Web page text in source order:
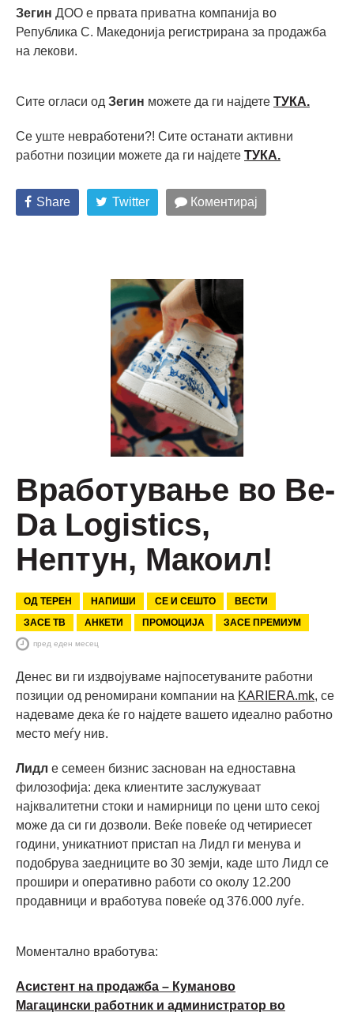
Зегин ДОО е првата приватна компанија во
Република С. Македонија регистрирана за продажба
на лекови.
Сите огласи од Зегин можете да ги најдете ТУКА.
Се уште невработени?! Сите останати активни
работни позиции можете да ги најдете ТУКА.
Share Twitter Коментирај
Вработување во Be-
Da Logistics,
Нептун, Макоил!
ОД ТЕРЕН НАПИШИ СЕ И СЕШТО
ВЕСТИ
ЗАСЕ ТВ
АНКЕТИ ПРОМОЦИЈА ЗАСЕ ПРЕМИУМ
пред еден месец
Денес ви ги издвојуваме најпосетуваните работни
позиции од реномирани компании на KARIERA.mk, се
надеваме дека ќе го најдете вашето идеално работно
место меѓу нив.
Лидл е семеен бизнис заснован на едноставна
филозофија: дека клиентите заслужуваат
најквалитетни стоки и намирници по цени што секој
може да си ги дозволи. Веќе повеќе од четириесет
години, уникатниот пристап на Лидл ги менувa и
подобрувa заедниците во 30 земји, каде што Лидл се
прошири и оперативно работи со околу 12.200
продавници и вработува повеќе од 376.000 луѓе.
Моментално вработува:
Асистент на продажба – Куманово
Магацински работник и администратор во